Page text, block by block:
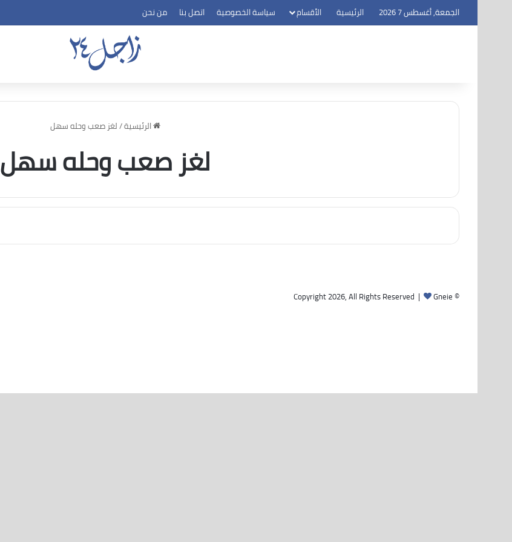
الجمعة, أغسطس 7 2026 الرئيسية الأقسام سياسة الخصوصية اتصل بنا من نحن
الرئيسية/لغز صعب وحله سهل
لغز صعب وحله سهل
© Copyright 2026, All Rights Reserved |
Gneie